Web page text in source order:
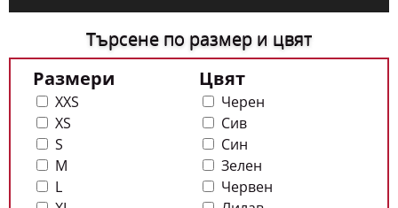
Търсене по размер и цвят
Размери
XXS
XS
S
M
L
Цвят
Черен
Сив
Син
Зелен
Червен